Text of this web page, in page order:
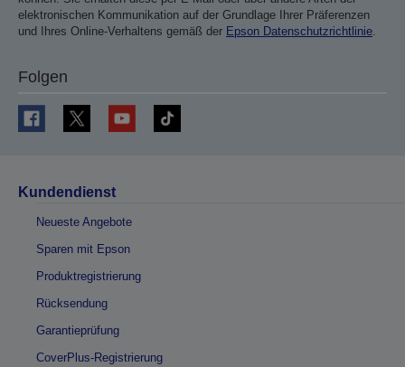
elektronischen Kommunikation auf der Grundlage Ihrer Präferenzen
und Ihres Online-Verhaltens gemäß der Epson Datenschutzrichtlinie.
Folgen
Kundendienst
Neueste Angebote
Sparen mit Epson
Produktregistrierung
Rücksendung
Garantieprüfung
CoverPlus-Registrierung